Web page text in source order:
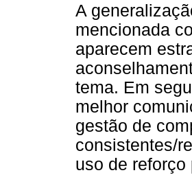
A
mencionada
aparecem
tema. Em
melhor
gestão de
consistentes/
uso de